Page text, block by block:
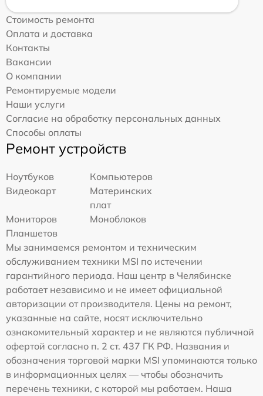
Стоимость ремонта
Оплата и доставка
Контакты
Вакансии
О компании
Ремонтируемые модели
Наши услуги
Согласие на обработку персональных данных
Способы оплаты
Ремонт устройств
Ноутбуков
Компьютеров
Видеокарт
Материнских
плат
Мониторов
Моноблоков
Планшетов
Мы занимаемся ремонтом и техническим
обслуживанием техники MSI по истечении
гарантийного периода. Наш центр в Челябинске
работает независимо и не имеет официальной
авторизации от производителя. Цены на ремонт,
указанные на сайте, носят исключительно
ознакомительный характер и не являются публичной
офертой согласно п. 2 ст. 437 ГК РФ. Названия и
обозначения торговой марки MSI упоминаются только
в информационных целях — чтобы обозначить
перечень техники, с которой мы работаем. Наша